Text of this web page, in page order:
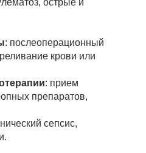
острые и
: послеоперационный
крови или
: прием
препаратов,
сепсис,